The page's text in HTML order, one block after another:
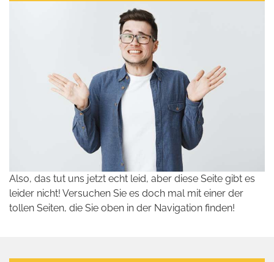
Also, das tut uns jetzt echt leid, aber diese Seite gibt es
leider nicht! Versuchen Sie es doch mal mit einer der
tollen Seiten, die Sie oben in der Navigation finden!